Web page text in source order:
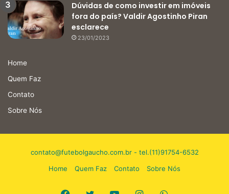
Dúvidas de como investir em imóveis
fora do país? Valdir Agostinho Piran
esclarece
23/01/2023
Home
Quem Faz
Contato
Sobre Nós
contato@futebolgaucho.com.br- tel.(11)91754-6532
Home
Quem Faz Contato Sobre Nós